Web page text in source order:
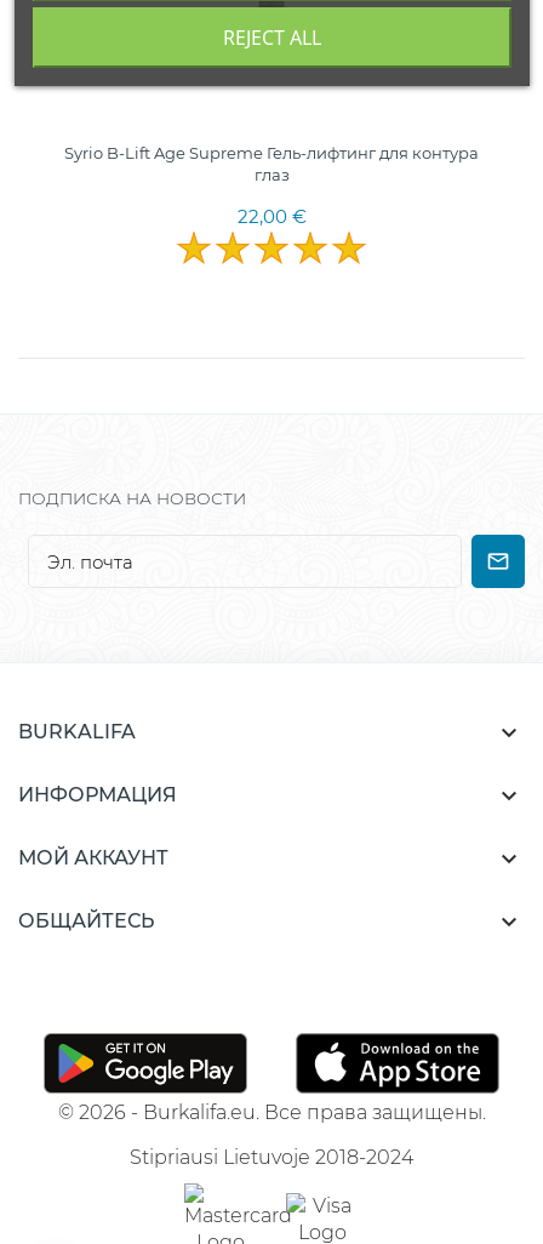
Syrio B-Lift Age Supreme Гель-лифтинг для контура
глаз
22,00 €
ПОДПИСКА НА НОВОСТИ
BURKALIFA 
ИНФОРМАЦИЯ 
МОЙ АККАУНТ 
ОБЩАЙТЕСЬ 
© 2026 - Burkalifa.eu. Все права защищены.
Stipriausi Lietuvoje 2018-2024
REJECT ALL